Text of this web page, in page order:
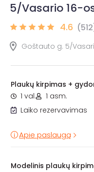
5/Vasario 16-
4.6
Goštauto g. 5/
Plaukų kirpimas +
1 val.
1 asm.
Laiko rezervavimas
Apie paslaugą
Modelinis plaukų